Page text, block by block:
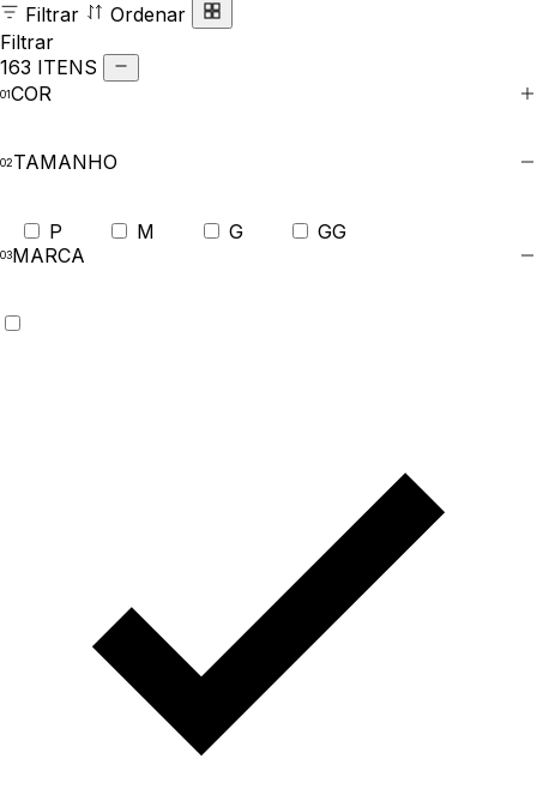
Filtrar
Ordenar
Filtrar
163 ITENS
COR
TAMANHO
P M G
GG
MARCA